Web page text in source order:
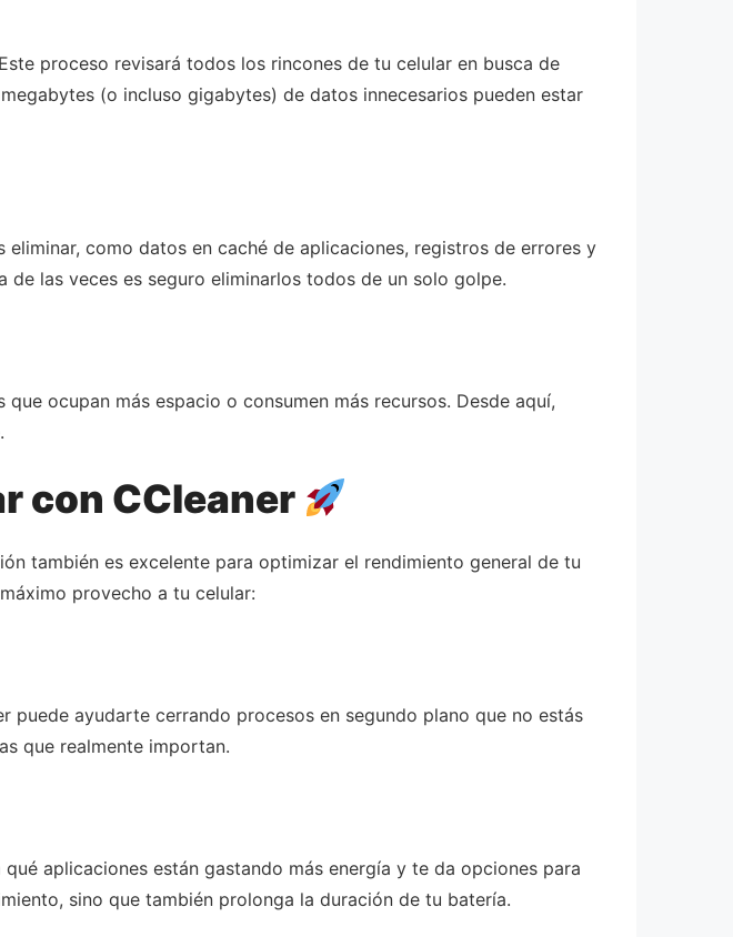
proceso revisará todos los rincones de tu celular en busca de
(o incluso gigabytes) de datos innecesarios pueden estar
como datos en caché de aplicaciones, registros de errores y
de las veces es seguro eliminarlos todos de un solo golpe.
ocupan más espacio o consumen más recursos. Desde aquí,
con CCleaner
también es excelente para optimizar el rendimiento general de tu
provecho a tu celular:
puede ayudarte cerrando procesos en segundo plano que no estás
que realmente importan.
aplicaciones están gastando más energía y te da opciones para
sino que también prolonga la duración de tu batería.